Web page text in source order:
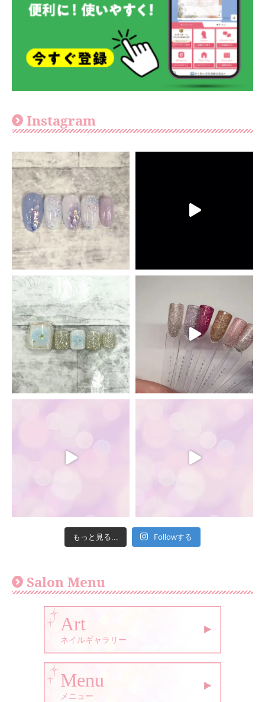
Instagram
もっと見る... Followする
Salon Menu
Art
ネイルギャラリー
Menu
メニュー